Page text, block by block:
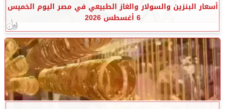
أسعار البنزين والسولار والغاز الطبيعي في مصر اليوم الخميس
6 أغسطس 2026